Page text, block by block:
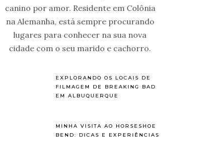
canino por amor. Residente em Colônia
na Alemanha, está sempre procurando
lugares para conhecer na sua nova
cidade com o seu marido e cachorro.
EXPLORANDO OS LOCAIS DE
FILMAGEM DE BREAKING BAD
EM ALBUQUERQUE
MINHA VISITA AO HORSESHOE
BEND: DICAS E EXPERIÊNCIAS